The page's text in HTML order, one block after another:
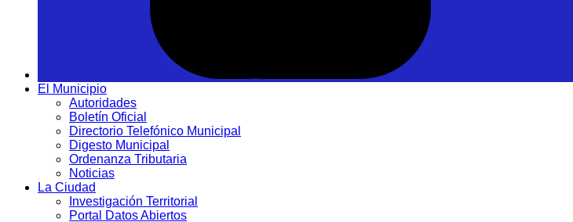
El Municipio
Autoridades
Boletín Oficial
Directorio Telefónico Municipal
Digesto Municipal
Ordenanza Tributaria
Noticias
La Ciudad
Investigación Territorial
Portal Datos Abiertos